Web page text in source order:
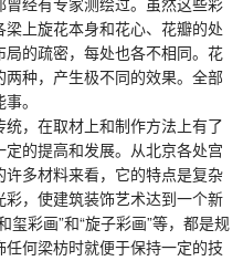
上旋花本身和花心、花瓣的处
的疏密，每处也各不相同。花
种，产生极不同的效果。全部
。
，在取材上和制作方法上有了
的提高和发展。从北京各处宫
多材料来看，它的特点是复杂
，使建筑装饰艺术达到一个新
彩画”和“旋子彩画”等，都是规
何梁枋时就便于保持一定的技